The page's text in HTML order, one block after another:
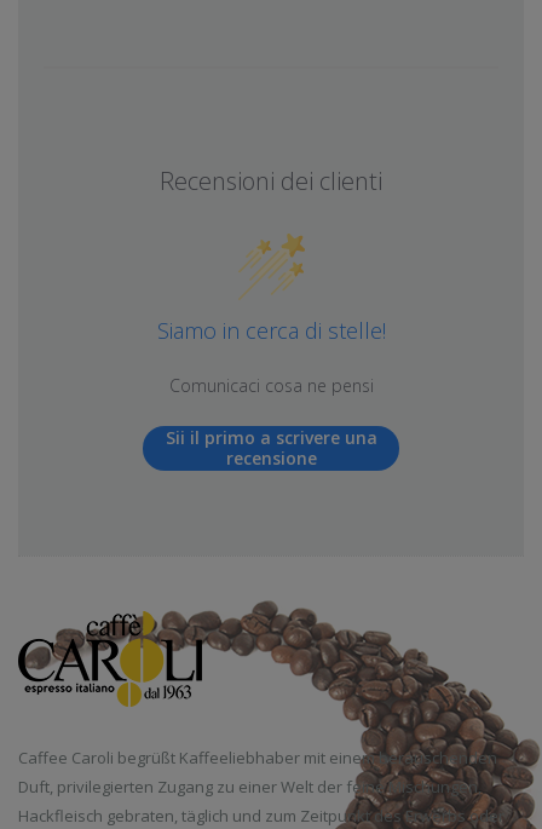
Recensioni dei clienti
Siamo in cerca di stelle!
Comunicaci cosa ne pensi
Sii il primo a scrivere una
recensione
Caffee Caroli begrüßt Kaffeeliebhaber mit einem berauschenden
Duft, privilegierten Zugang zu einer Welt der feine Mischungen,
Hackfleisch gebraten, täglich und zum Zeitpunkt des Erwerbs oder